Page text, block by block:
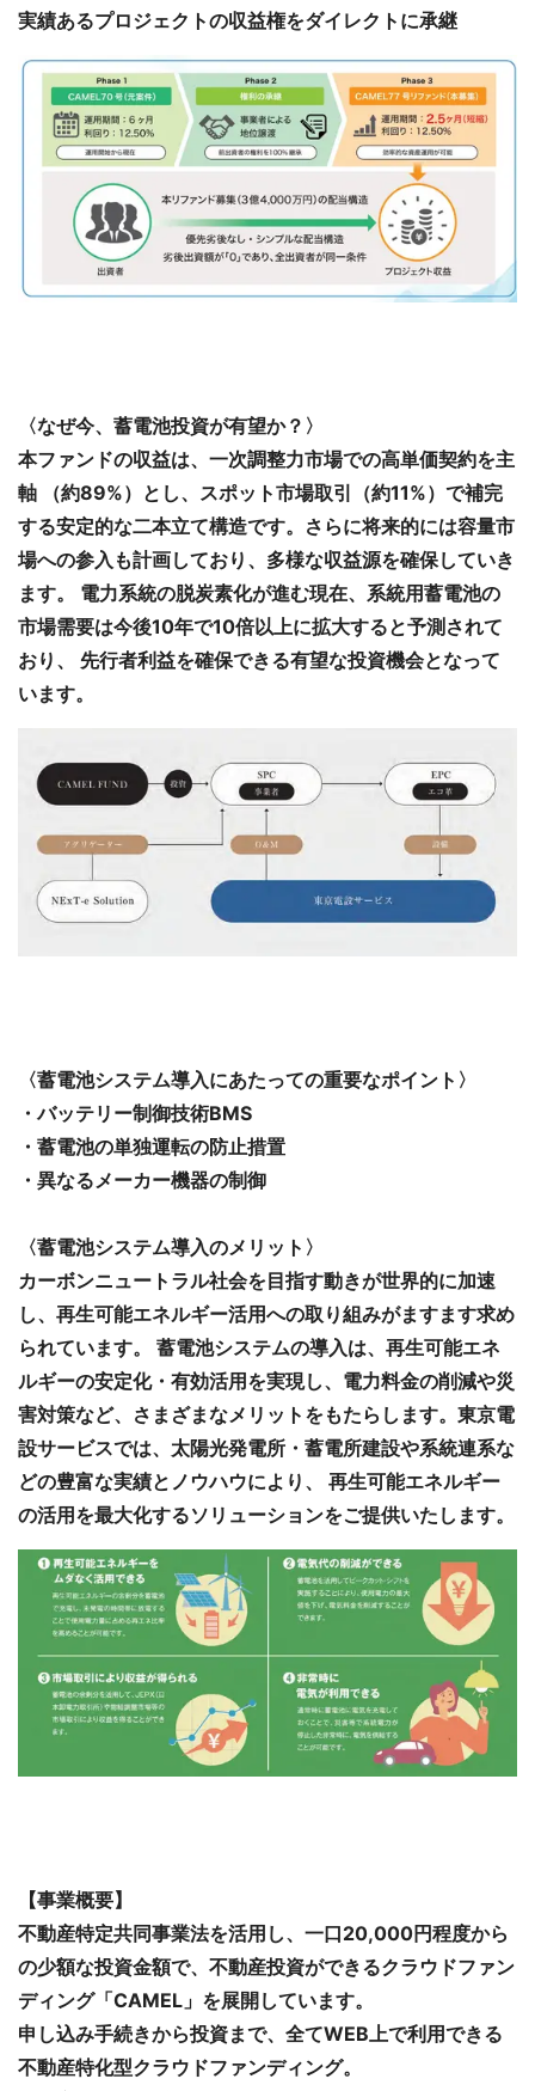
実績あるプロジェクトの収益権をダイレクトに承継
〈なぜ今、蓄電池投資が有望か？〉
本ファンドの収益は、一次調整力市場での高単価契約を主
軸 （約89%）とし、スポット市場取引（約11%）で補完
する安定的な二本立て構造です。さらに将来的には容量市
場への参入も計画しており、多様な収益源を確保していき
ます。 電力系統の脱炭素化が進む現在、系統用蓄電池の
市場需要は今後10年で10倍以上に拡大すると予測されて
おり、 先行者利益を確保できる有望な投資機会となって
います。
〈蓄電池システム導入にあたっての重要なポイント〉
・バッテリー制御技術BMS
・蓄電池の単独運転の防止措置
・異なるメーカー機器の制御
〈蓄電池システム導入のメリット〉
カーボンニュートラル社会を目指す動きが世界的に加速
し、再生可能エネルギー活用への取り組みがますます求め
られています。 蓄電池システムの導入は、再生可能エネ
ルギーの安定化・有効活用を実現し、電力料金の削減や災
害対策など、さまざまなメリットをもたらします。東京電
設サービスでは、太陽光発電所・蓄電所建設や系統連系な
どの豊富な実績とノウハウにより、 再生可能エネルギー
の活用を最大化するソリューションをご提供いたします。
【事業概要】
不動産特定共同事業法を活用し、一口20,000円程度から
の少額な投資金額で、不動産投資ができるクラウドファン
ディング「CAMEL」を展開しています。
申し込み手続きから投資まで、全てWEB上で利用できる
不動産特化型クラウドファンディング。